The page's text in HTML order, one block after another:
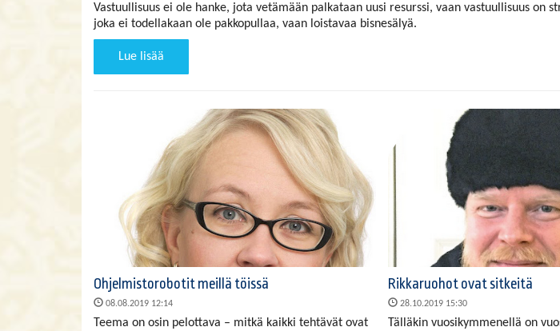
Vastuullisuus ei ole hanke, jota vetämään palkataan uusi resurssi, vaan vastuullisuus on
joka ei todellakaan ole pakkopullaa, vaan loistavaa bisnesälyä.
Lue lisää
Ohjelmistorobotit meillä töissä
08.08.2019 12:14
Teema on osin pelottava – mitkä kaikki tehtävät ovat
Rikkaruohot ovat sitkeitä
28.10.2019 15:30
Tälläkin vuosikymmenellä on